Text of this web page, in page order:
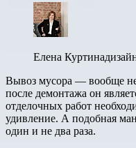
Елена
Вывоз мусора — вообще
после демонтажа он
отделочных работ
удивление. А подобная
один и не два раза.